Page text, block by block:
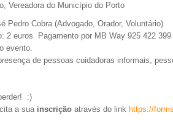
Vereadora do Município do Porto
Pedro Cobra (Advogado, Orador, Voluntário)
2 euros Pagamento por MB Way 925 422
evento.
de pessoas cuidadoras informais,
:)
a sua inscrição através do link https://